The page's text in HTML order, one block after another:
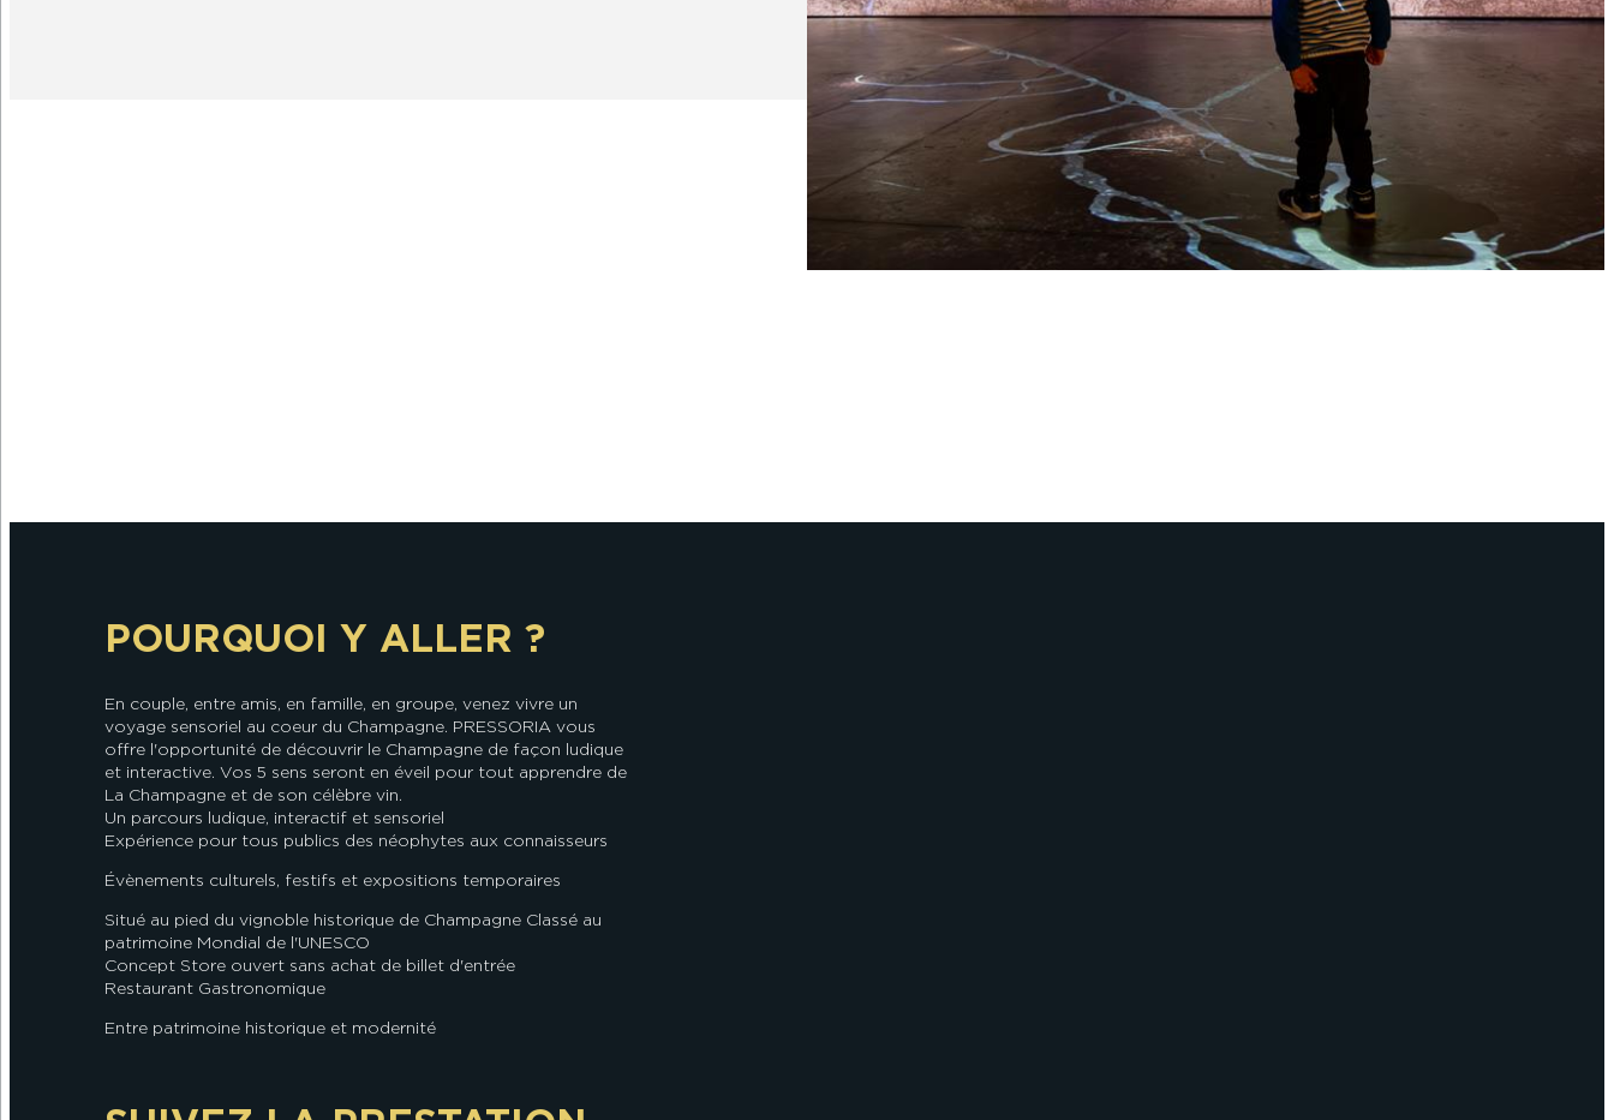
POURQUOI Y ALLER ?
En couple, entre amis, en famille, en groupe, venez vivre un
voyage sensoriel au coeur du Champagne. PRESSORIA vous
offre l'opportunité de découvrir le Champagne de façon ludique
et interactive. Vos 5 sens seront en éveil pour tout apprendre de
La Champagne et de son célèbre vin.
Un parcours ludique, interactif et sensoriel
Expérience pour tous publics des néophytes aux connaisseurs
Évènements culturels, festifs et expositions temporaires
Situé au pied du vignoble historique de Champagne Classé au
patrimoine Mondial de l'UNESCO
Concept Store ouvert sans achat de billet d'entrée
Restaurant Gastronomique
Entre patrimoine historique et modernité